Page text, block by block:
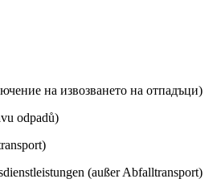
на извозването на отпадъци)
odpadů)
(außer Abfalltransport)